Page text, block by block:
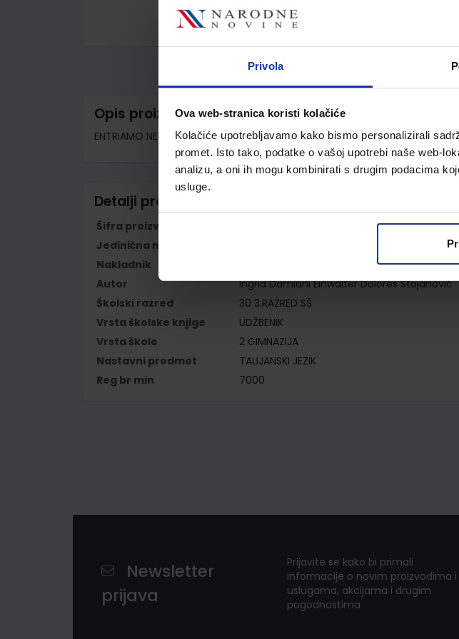
Privola
Ova web-stranica koristi kolačiće
Kolačiće upotrebljavamo kako bismo personalizirali
promet. Isto tako, podatke o vašoj upotrebi naše web-
analizu, a oni ih mogu kombinirati s drugim podacima
usluge.
gallery
Opis proizvoda
ENTRIAMO NELL'ITALIANO 3; udžbenik talijanskog jezika s dodatnim
Detalji proizvoda
Šifra proizvoda
Jedinična mjera
Nakladnik
Autor
Ingrid Damiani Einwalter Dolores Stojanović
Školski razred
30 3.RAZRED SŠ
Vrsta školske knjige
UDŽBENIK
Vrsta škole
2 GIMNAZIJA
Nastavni predmet
TALIJANSKI JEZIK
Reg br min
7000
Newsletter
prijava
Prijavite se kako bi primali
informacije o novim proizvodima i
uslugama, akcijama i drugim
pogodnostima